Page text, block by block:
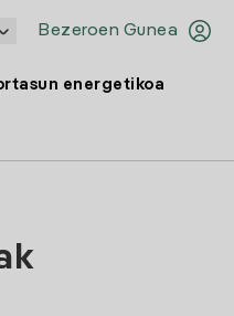
Bezeroen Gunea
energetikoa